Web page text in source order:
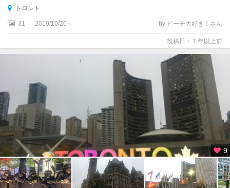
ケ
ウ
ブ
レ
ト
ン
島
コ
ー
ナ
トロント
31 2019/10/20～ by ビーチ大好き！さん
投稿日：１年以上前
9